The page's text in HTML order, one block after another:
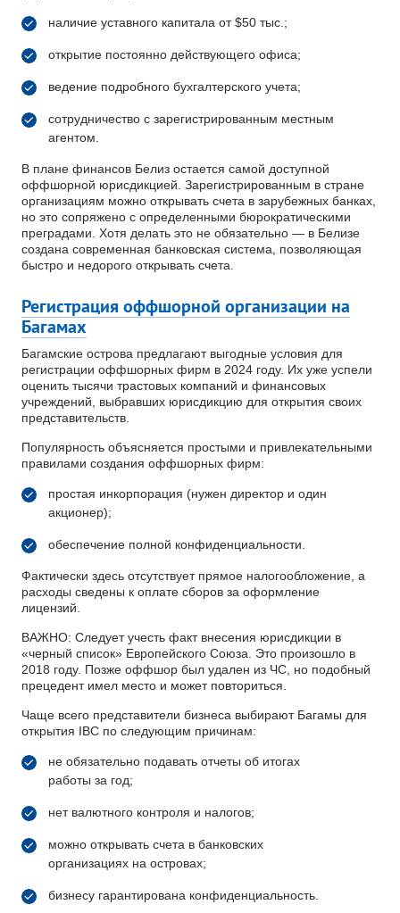
наличие уставного капитала от $50 тыс.;
открытие постоянно действующего офиса;
ведение подробного бухгалтерского учета;
сотрудничество с зарегистрированным местным
агентом.
В плане финансов Белиз остается самой доступной
оффшорной юрисдикцией. Зарегистрированным в стране
организациям можно открывать счета в зарубежных банках,
но это сопряжено с определенными бюрократическими
преградами. Хотя делать это не обязательно — в Белизе
создана современная банковская система, позволяющая
быстро и недорого открывать счета.
Регистрация оффшорной организации на
Багамах
Багамские острова предлагают выгодные условия для
регистрации оффшорных фирм в 2024 году. Их уже успели
оценить тысячи трастовых компаний и финансовых
учреждений, выбравших юрисдикцию для открытия своих
представительств.
Популярность объясняется простыми и привлекательными
правилами создания оффшорных фирм:
простая инкорпорация (нужен директор и один
акционер);
обеспечение полной конфиденциальности.
Фактически здесь отсутствует прямое налогообложение, а
расходы сведены к оплате сборов за оформление
лицензий.
ВАЖНО: Следует учесть факт внесения юрисдикции в
«черный список» Европейского Союза. Это произошло в
2018 году. Позже оффшор был удален из ЧС, но подобный
прецедент имел место и может повториться.
Чаще всего представители бизнеса выбирают Багамы для
открытия IBC по следующим причинам:
не обязательно подавать отчеты об итогах
работы за год;
нет валютного контроля и налогов;
можно открывать счета в банковских
организациях на островах;
бизнесу гарантирована конфиденциальность.